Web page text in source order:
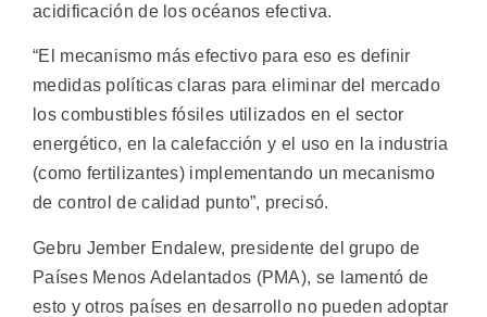
acidificación de los océanos efectiva.
“El mecanismo más efectivo para eso es definir
medidas políticas claras para eliminar del mercado
los combustibles fósiles utilizados en el sector
energético, en la calefacción y el uso en la industria
(como fertilizantes) implementando un mecanismo
de control de calidad punto”, precisó.
Gebru Jember Endalew, presidente del grupo de
Países Menos Adelantados (PMA), se lamentó de
esto y otros países en desarrollo no pueden adoptar